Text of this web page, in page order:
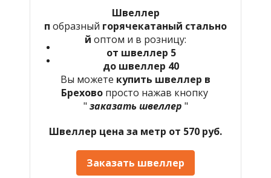
Швеллер
п образный горячекатаный стально
й оптом и в розницу:
от швеллер 5
до швеллер 40
Вы можете купить швеллер в
Брехово просто нажав кнопку
" заказать швеллер "
Швеллер цена за метр от 570 руб.
Заказать швеллер